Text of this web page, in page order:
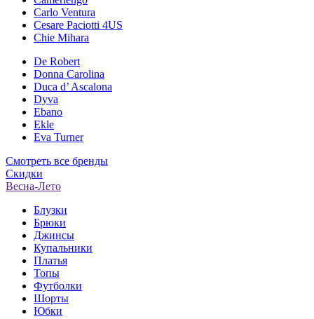
Carlo Ventura
Cesare Paciotti 4US
Chie Mihara
De Robert
Donna Carolina
Duca d’ Ascalona
Dyva
Ebano
Ekle
Eva Turner
Смотреть все бренды
Скидки
Весна-Лето
Блузки
Брюки
Джинсы
Купальники
Платья
Топы
Футболки
Шорты
Юбки